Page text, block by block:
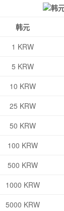
韩元
1 KRW
5 KRW
10 KRW
25 KRW
50 KRW
100 KRW
500 KRW
1000 KRW
5000 KRW